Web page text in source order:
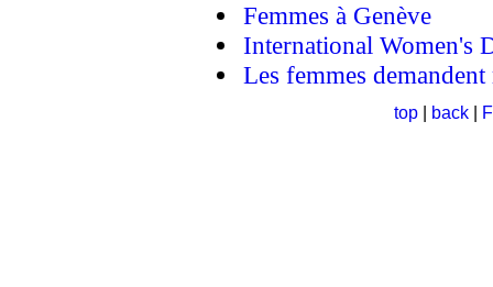
Femmes à Genève
International Women's
Les femmes
top| back|